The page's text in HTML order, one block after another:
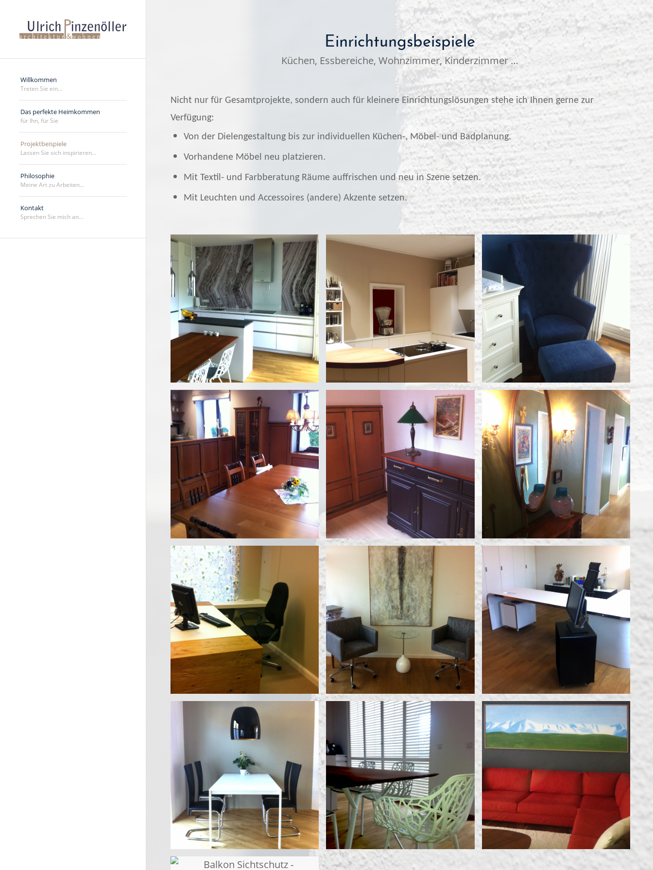
Willkommen
Treten Sie ein…
Das perfekte Heimkommen
für Ihn, für Sie
Projektbeispiele
Lassen Sie sich inspirieren…
Philosophie
Meine Art zu Arbeiten…
Kontakt
Sprechen Sie mich an…
Einrichtungsbeispiele
Küchen, Essbereiche, Wohnzimmer, Kinderzimmer …
Nicht nur für Gesamtprojekte, sondern auch für kleinere Einrichtungslösungen stehe ich Ihnen gerne zur
Verfügung:
Von der Dielengestaltung bis zur individuellen Küchen-, Möbel- und Badplanung.
Vorhandene Möbel neu platzieren.
Mit Textil- und Farbberatung Räume auffrischen und neu in Szene setzen.
Mit Leuchten und Accessoires (andere) Akzente setzen.